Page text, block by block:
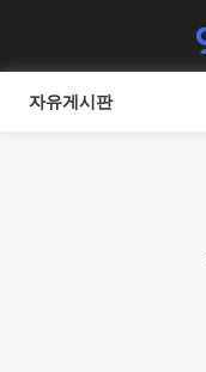
자유게시판